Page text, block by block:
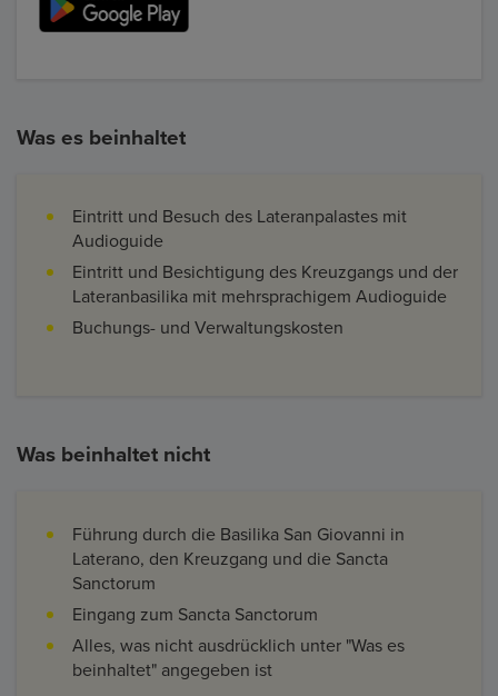
Was es beinhaltet
Eintritt und Besuch des Lateranpalastes mit
Audioguide
Eintritt und Besichtigung des Kreuzgangs und der
Lateranbasilika mit mehrsprachigem Audioguide
Buchungs- und Verwaltungskosten
Was beinhaltet nicht
Führung durch die Basilika San Giovanni in
Laterano, den Kreuzgang und die Sancta
Sanctorum
Eingang zum Sancta Sanctorum
Alles, was nicht ausdrücklich unter "Was es
beinhaltet" angegeben ist